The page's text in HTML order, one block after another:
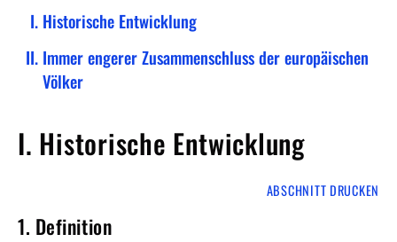
Historische Entwicklung
Immer engerer Zusammenschluss der europäischen
Völker
I. Historische Entwicklung
ABSCHNITT DRUCKEN
1. Definition